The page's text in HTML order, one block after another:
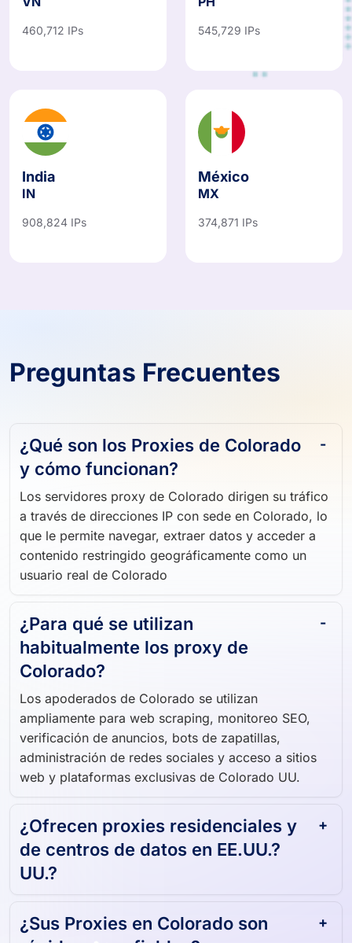
Vietnam
VN
Filipinas
PH
India
IN
México
MX
Preguntas Frecuentes
¿Qué son los Proxies de Colorado
y cómo funcionan?
Los servidores proxy de Colorado dirigen su tráfico
a través de direcciones IP con sede en Colorado, lo
que le permite navegar, extraer datos y acceder a
contenido restringido geográficamente como un
¿Para qué se utilizan
habitualmente los proxy de
Colorado?
Los apoderados de Colorado se utilizan
ampliamente para web scraping, monitoreo SEO,
verificación de anuncios, bots de zapatillas,
administración de redes sociales y acceso a sitios
¿Ofrecen proxies residenciales y
de centros de datos en EE.UU.?